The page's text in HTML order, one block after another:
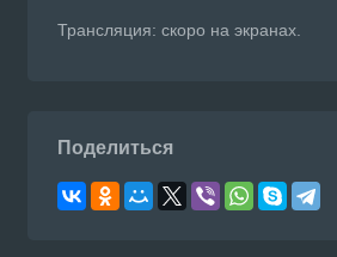
Трансляция: скоро на экранах.
Поделиться